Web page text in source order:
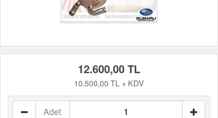
12.600,00 TL
10.500,00 TL + KDV
Adet